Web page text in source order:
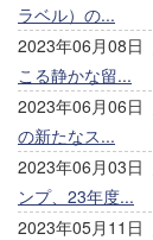
ラベル）の...
2023年06月08日
こる静かな留...
2023年06月06日
の新たなス...
2023年06月03日
ンプ、23年度...
2023年05月11日